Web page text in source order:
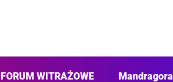
FORUM WITRAŻOWE Mandragora